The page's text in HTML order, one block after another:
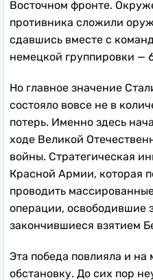
Восточном фронте.
противника сложили
сдавшись вместе с
немецкой группировки —
Но главное значение
состояло вовсе не в
потерь. Именно здесь
ходе Великой
войны. Стратегическая
Красной Армии, которая
проводить
операции, освободившие
закончившиеся взятием
Эта победа повлияла и